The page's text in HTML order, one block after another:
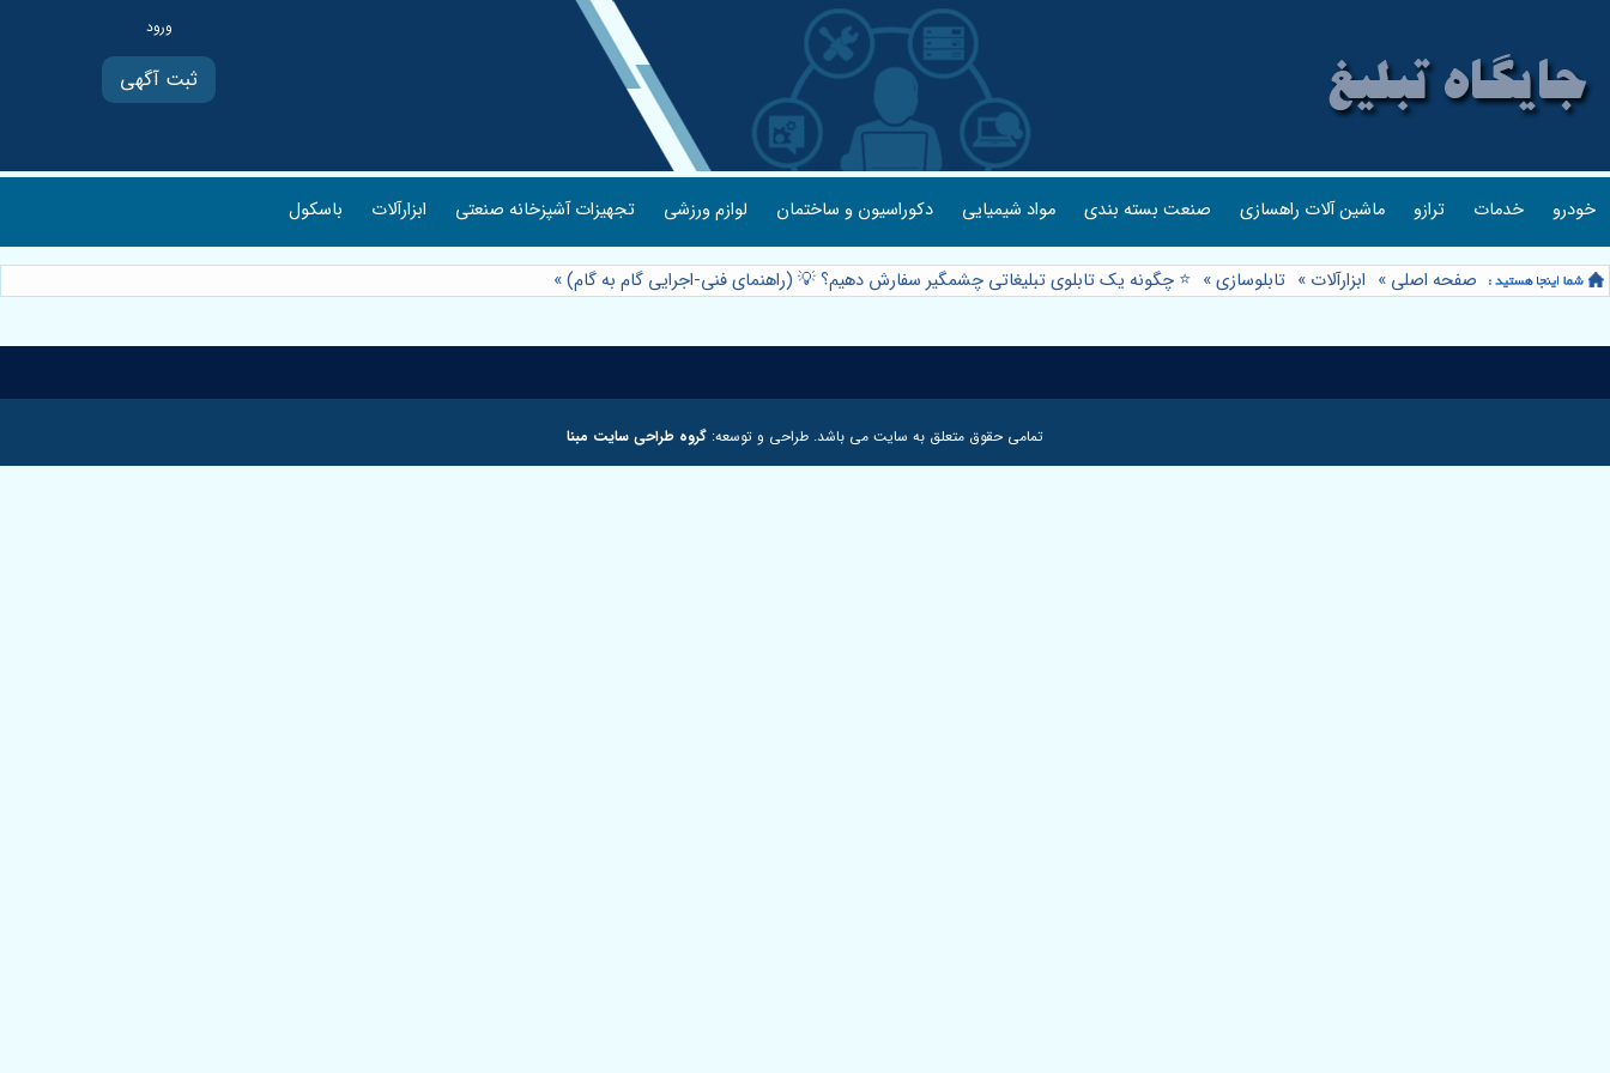
ثبت آگهی
خودرو خدمات ترازو ماشین آلات راهسازی صنعت بسته بندی مواد شیمیایی دکوراسیون و ساختمان لوازم ورزشی تجهیزات آشپزخانه صنعتی ابزارآلات باسکول
صفحه اصلی » ابزارآلات » تابلوسازی» ⭐️ چگونه یک تابلوی تبلیغاتی چشمگیر سفارش دهیم؟ 💡 (راهنمای فنی-اجرایی گام به گام)»
تمامی حقوق متعلق به سایت می باشد. طراحی و توسعه: گروه طراحی سایت مبنا